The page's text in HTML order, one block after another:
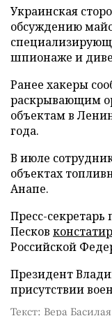
Украинская
обсуждению
шпионаже и
Ранее хакеры
раскрывающим
объектам в
года.
В июле
объектах
Анапе.
Пресс-
Песков
Российской
Президент
присутствии
Текст: Вера Басилая